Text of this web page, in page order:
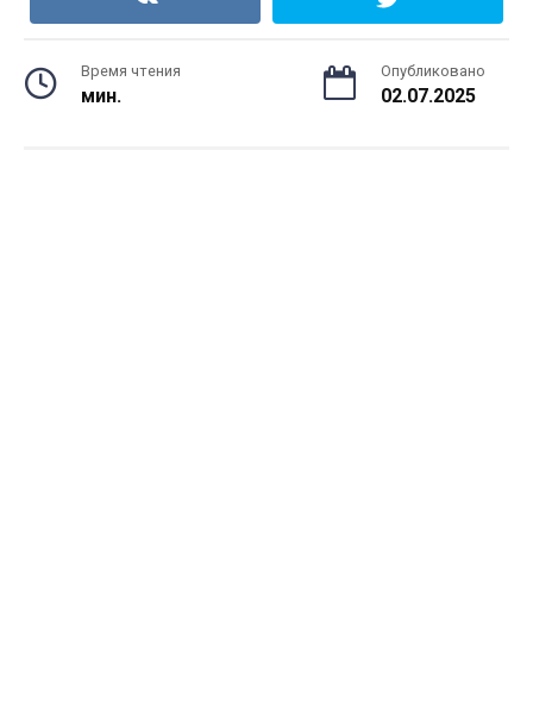
Время чтения
мин.
Опубликовано
02.07.2025